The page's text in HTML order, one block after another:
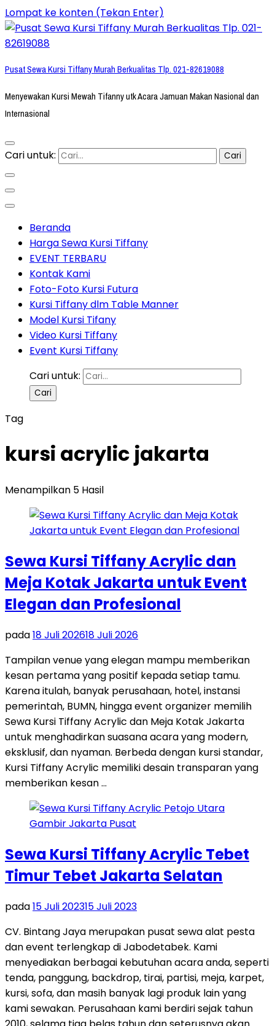
Lompat ke konten (Tekan Enter)
Pusat Sewa Kursi Tiffany Murah Berkualitas Tlp. 021-82619088
Menyewakan Kursi Mewah Tifanny utk Acara Jamuan Makan Nasional dan
Internasional
Cari untuk:
Beranda
Harga Sewa Kursi Tiffany
EVENT TERBARU
Kontak Kami
Foto-Foto Kursi Futura
Kursi Tiffany dlm Table Manner
Model Kursi Tifany
Video Kursi Tiffany
Event Kursi Tiffany
Cari untuk:
Tag
kursi acrylic jakarta
Menampilkan 5 Hasil
Sewa Kursi Tiffany Acrylic dan
Meja Kotak Jakarta untuk Event
Elegan dan Profesional
pada18 Juli 202618 Juli 2026
Tampilan venue yang elegan mampu memberikan
kesan pertama yang positif kepada setiap tamu.
Karena itulah, banyak perusahaan, hotel, instansi
pemerintah, BUMN, hingga event organizer memilih
Sewa Kursi Tiffany Acrylic dan Meja Kotak Jakarta
untuk menghadirkan suasana acara yang modern,
eksklusif, dan nyaman. Berbeda dengan kursi standar,
Kursi Tiffany Acrylic memiliki desain transparan yang
memberikan kesan …
Sewa Kursi Tiffany Acrylic Tebet
Timur Tebet Jakarta Selatan
pada15 Juli 202315 Juli 2023
CV. Bintang Jaya merupakan pusat sewa alat pesta
dan event terlengkap di Jabodetabek. Kami
menyediakan berbagai kebutuhan acara anda, seperti
tenda, panggung, backdrop, tirai, partisi, meja, karpet,
kursi, sofa, dan masih banyak lagi produk lain yang
kami sewakan. Perusahaan kami berdiri sejak tahun